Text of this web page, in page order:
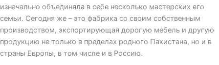
изначально объединяла в себе несколько мастерских его
семьи. Сегодня же – это фабрика со своим собственным
производством, экспортирующая дорогую мебель и другую
продукцию не только в пределах родного Пакистана, но и в
страны Европы, в том числе и в Россию.